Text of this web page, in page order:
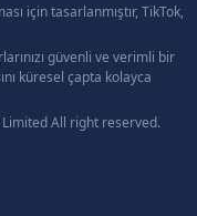
için tasarlanmıştır, TikTok,
güvenli ve verimli bir
küresel çapta kolayca
All right reserved.